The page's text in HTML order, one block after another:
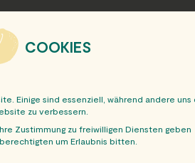
COOKIES
Einige sind essenziell, während andere uns
zu verbessern.
Zustimmung zu freiwilligen Diensten geben
um Erlaubnis bitten.